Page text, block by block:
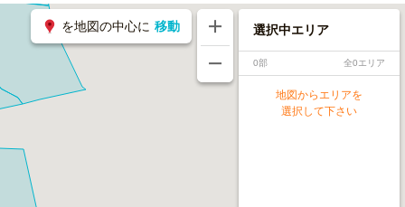
を地図の中心に 移動 選択中エリア
0部 全0エリア
地図からエリアを
選択して下さい